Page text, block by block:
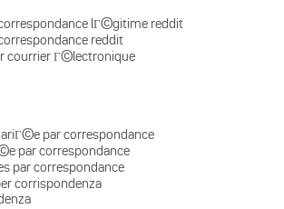
lГ©gitime reddit
reddit
courrier Г©lectronique
par correspondance
par correspondance
par correspondance
corrispondenza